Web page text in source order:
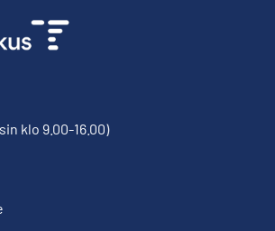
klo 9.00-16.00)